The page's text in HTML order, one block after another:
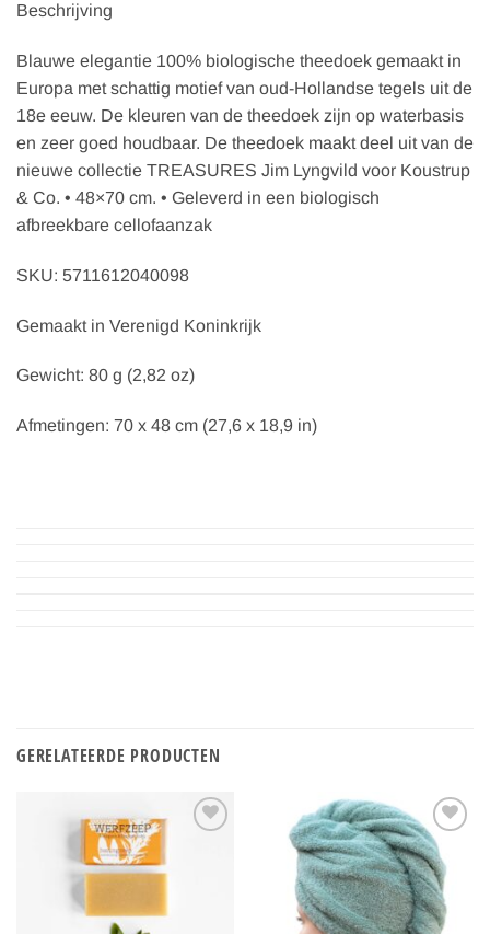
Beschrijving
Blauwe elegantie 100% biologische theedoek gemaakt in
Europa met schattig motief van oud-Hollandse tegels uit de
18e eeuw. De kleuren van de theedoek zijn op waterbasis
en zeer goed houdbaar. De theedoek maakt deel uit van de
nieuwe collectie TREASURES Jim Lyngvild voor Koustrup
& Co. • 48×70 cm. • Geleverd in een biologisch
afbreekbare cellofaanzak
SKU: 5711612040098
Gemaakt in Verenigd Koninkrijk
Gewicht: 80 g (2,82 oz)
Afmetingen: 70 x 48 cm (27,6 x 18,9 in)
GERELATEERDE PRODUCTEN
verlanglijst
Toevoegen
aan
verlanglijst